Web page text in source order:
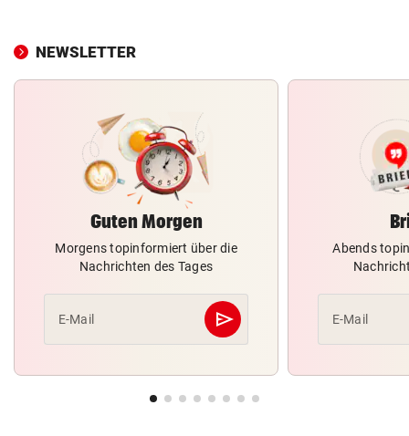
NEWSLETTER
Guten Morgen
Morgens topinformiert über die
Nachrichten des Tages
E-Mail send
Abschicken
Abends
E-Mail